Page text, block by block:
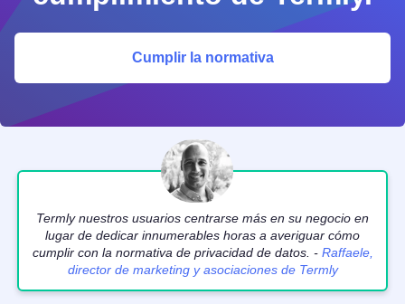
Cumplir la normativa
Termly nuestros usuarios centrarse más en su negocio en
lugar de dedicar innumerables horas a averiguar cómo
cumplir con la normativa de privacidad de datos. - Raffaele,
director de marketing y asociaciones de Termly